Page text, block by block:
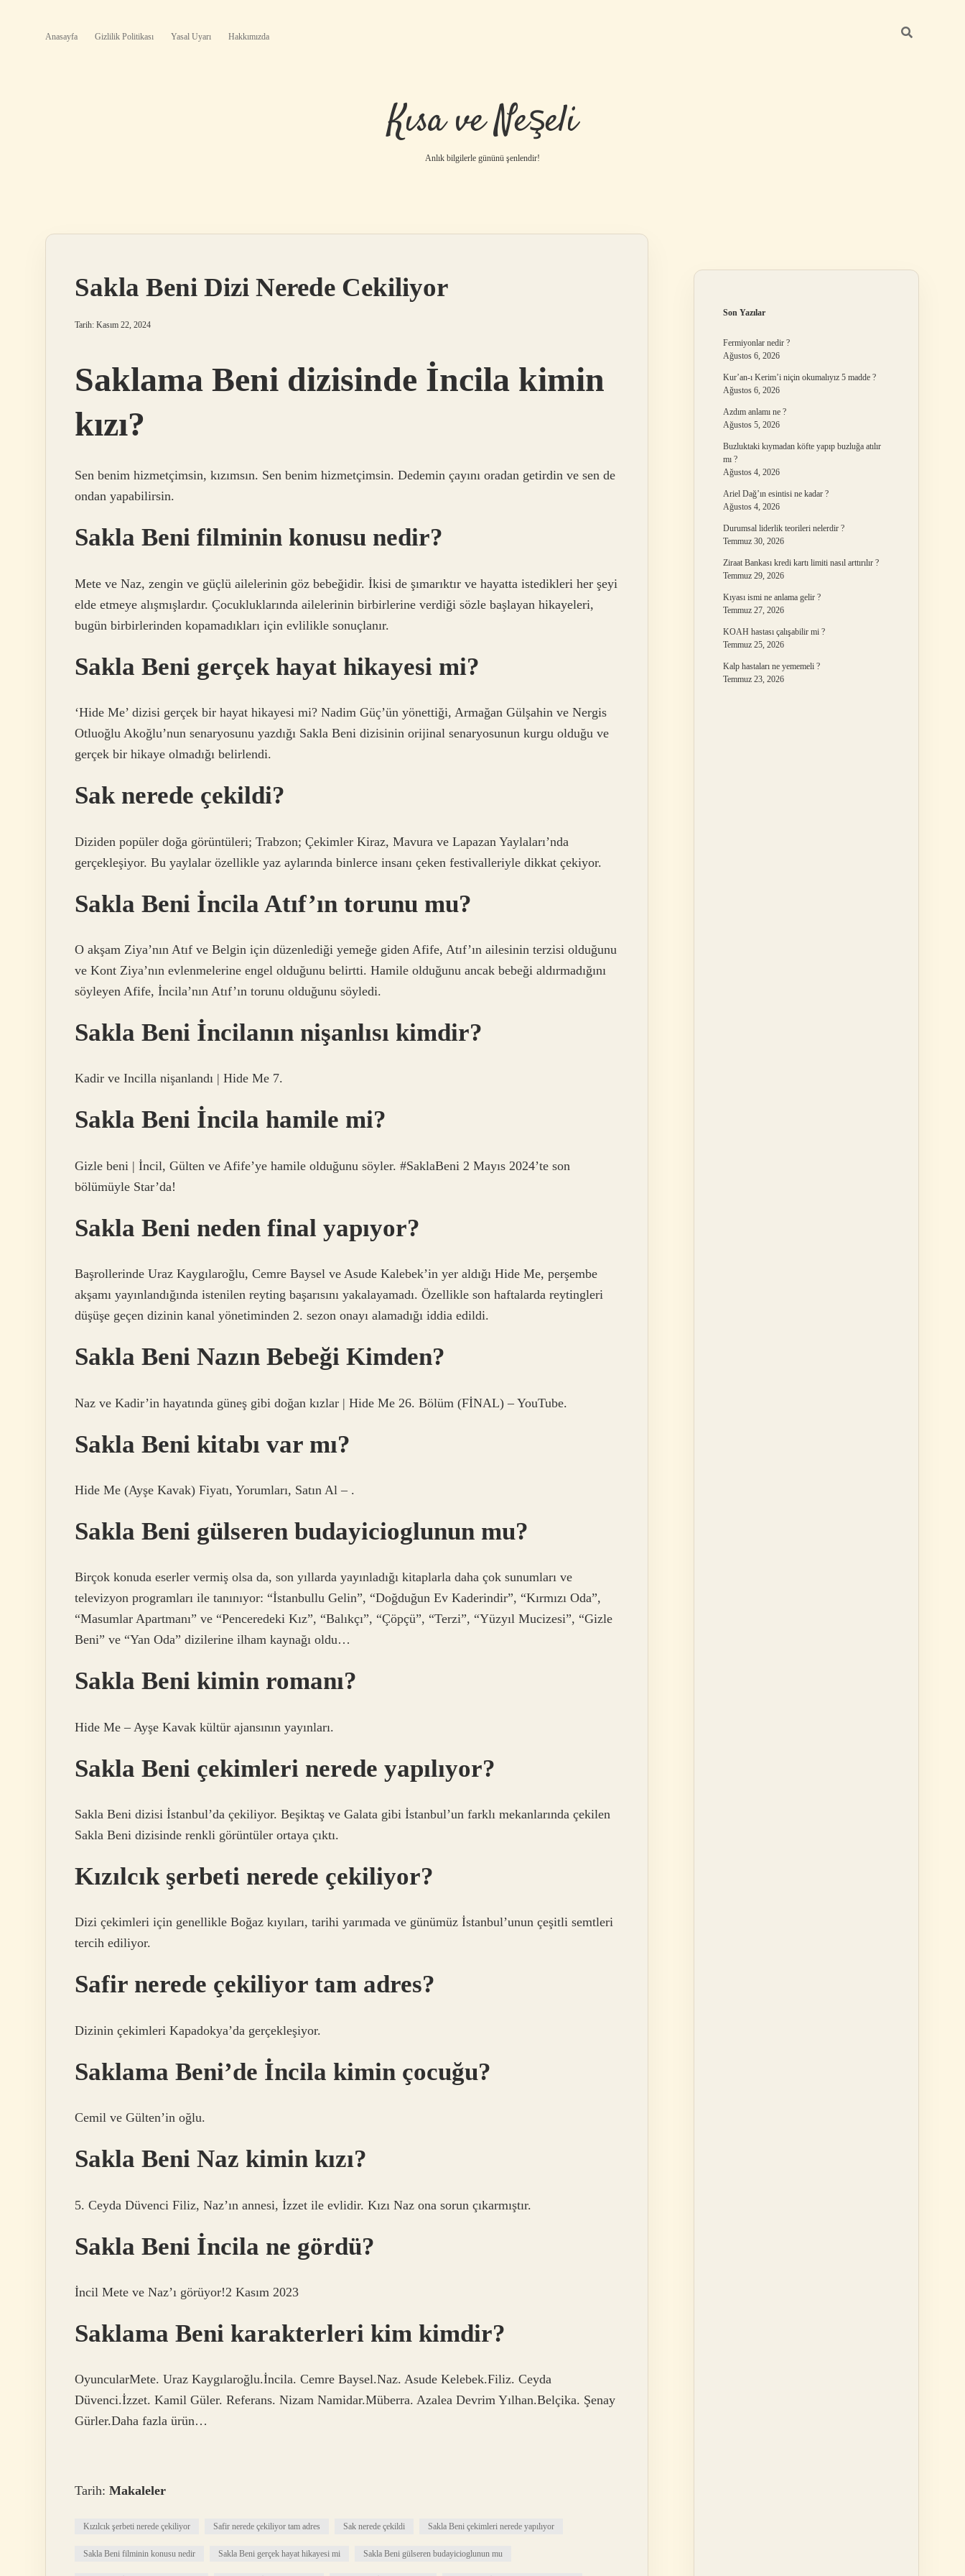
Anasayfa Gizlilik Politikası Yasal Uyarı Hakkımızda
Kısa ve Neşeli
Anlık bilgilerle gününü şenlendir!
Sakla Beni Dizi Nerede Cekiliyor
Tarih: Kasım 22, 2024
Saklama Beni dizisinde İncila kimin
kızı?
Sen benim hizmetçimsin, kızımsın. Sen benim hizmetçimsin. Dedemin çayını oradan getirdin ve sen de
ondan yapabilirsin.
Sakla Beni filminin konusu nedir?
Mete ve Naz, zengin ve güçlü ailelerinin göz bebeğidir. İkisi de şımarıktır ve hayatta istedikleri her şeyi
elde etmeye alışmışlardır. Çocukluklarında ailelerinin birbirlerine verdiği sözle başlayan hikayeleri,
bugün birbirlerinden kopamadıkları için evlilikle sonuçlanır.
Sakla Beni gerçek hayat hikayesi mi?
‘Hide Me’ dizisi gerçek bir hayat hikayesi mi? Nadim Güç’ün yönettiği, Armağan Gülşahin ve Nergis
Otluoğlu Akoğlu’nun senaryosunu yazdığı Sakla Beni dizisinin orijinal senaryosunun kurgu olduğu ve
gerçek bir hikaye olmadığı belirlendi.
Sak nerede çekildi?
Diziden popüler doğa görüntüleri; Trabzon; Çekimler Kiraz, Mavura ve Lapazan Yaylaları’nda
gerçekleşiyor. Bu yaylalar özellikle yaz aylarında binlerce insanı çeken festivalleriyle dikkat çekiyor.
Sakla Beni İncila Atıf’ın torunu mu?
O akşam Ziya’nın Atıf ve Belgin için düzenlediği yemeğe giden Afife, Atıf’ın ailesinin terzisi olduğunu
ve Kont Ziya’nın evlenmelerine engel olduğunu belirtti. Hamile olduğunu ancak bebeği aldırmadığını
söyleyen Afife, İncila’nın Atıf’ın torunu olduğunu söyledi.
Sakla Beni İncilanın nişanlısı kimdir?
Kadir ve Incilla nişanlandı | Hide Me 7.
Sakla Beni İncila hamile mi?
Gizle beni | İncil, Gülten ve Afife’ye hamile olduğunu söyler. #SaklaBeni 2 Mayıs 2024’te son
bölümüyle Star’da!
Sakla Beni neden final yapıyor?
Başrollerinde Uraz Kaygılaroğlu, Cemre Baysel ve Asude Kalebek’in yer aldığı Hide Me, perşembe
akşamı yayınlandığında istenilen reyting başarısını yakalayamadı. Özellikle son haftalarda reytingleri
düşüşe geçen dizinin kanal yönetiminden 2. sezon onayı alamadığı iddia edildi.
Sakla Beni Nazın Bebeği Kimden?
Naz ve Kadir’in hayatında güneş gibi doğan kızlar | Hide Me 26. Bölüm (FİNAL) – YouTube.
Sakla Beni kitabı var mı?
Hide Me (Ayşe Kavak) Fiyatı, Yorumları, Satın Al – .
Sakla Beni gülseren budayicioglunun mu?
Birçok konuda eserler vermiş olsa da, son yıllarda yayınladığı kitaplarla daha çok sunumları ve
televizyon programları ile tanınıyor: “İstanbullu Gelin”, “Doğduğun Ev Kaderindir”, “Kırmızı Oda”,
“Masumlar Apartmanı” ve “Penceredeki Kız”, “Balıkçı”, “Çöpçü”, “Terzi”, “Yüzyıl Mucizesi”, “Gizle
Beni” ve “Yan Oda” dizilerine ilham kaynağı oldu…
Sakla Beni kimin romanı?
Hide Me – Ayşe Kavak kültür ajansının yayınları.
Sakla Beni çekimleri nerede yapılıyor?
Sakla Beni dizisi İstanbul’da çekiliyor. Beşiktaş ve Galata gibi İstanbul’un farklı mekanlarında çekilen
Sakla Beni dizisinde renkli görüntüler ortaya çıktı.
Kızılcık şerbeti nerede çekiliyor?
Dizi çekimleri için genellikle Boğaz kıyıları, tarihi yarımada ve günümüz İstanbul’unun çeşitli semtleri
tercih ediliyor.
Safir nerede çekiliyor tam adres?
Dizinin çekimleri Kapadokya’da gerçekleşiyor.
Saklama Beni’de İncila kimin çocuğu?
Cemil ve Gülten’in oğlu.
Sakla Beni Naz kimin kızı?
5. Ceyda Düvenci Filiz, Naz’ın annesi, İzzet ile evlidir. Kızı Naz ona sorun çıkarmıştır.
Sakla Beni İncila ne gördü?
İncil Mete ve Naz’ı görüyor!2 Kasım 2023
Saklama Beni karakterleri kim kimdir?
OyuncularMete. Uraz Kaygılaroğlu.İncila. Cemre Baysel.Naz. Asude Kelebek.Filiz. Ceyda
Düvenci.İzzet. Kamil Güler. Referans. Nizam Namidar.Müberra. Azalea Devrim Yılhan.Belçika. Şenay
Gürler.Daha fazla ürün…
Tarih: Makaleler
Kızılcık şerbeti nerede çekiliyor Safir nerede çekiliyor tam adres Sak nerede çekildi Sakla Beni çekimleri nerede yapılıyor
Sakla Beni filminin konusu nedir Sakla Beni gerçek hayat hikayesi mi Sakla Beni gülseren budayicioglunun mu
Son Yazılar
Fermiyonlar nedir ?
Ağustos 6, 2026
Kur’an-ı Kerim’i niçin okumalıyız 5 madde ?
Ağustos 6, 2026
Azdım anlamı ne ?
Ağustos 5, 2026
Buzluktaki kıymadan köfte yapıp buzluğa atılır
mı ?
Ağustos 4, 2026
Ariel Dağ’ın esintisi ne kadar ?
Ağustos 4, 2026
Durumsal liderlik teorileri nelerdir ?
Temmuz 30, 2026
Ziraat Bankası kredi kartı limiti nasıl arttırılır ?
Temmuz 29, 2026
Kıyası ismi ne anlama gelir ?
Temmuz 27, 2026
KOAH hastası çalışabilir mi ?
Temmuz 25, 2026
Kalp hastaları ne yememeli ?
Temmuz 23, 2026